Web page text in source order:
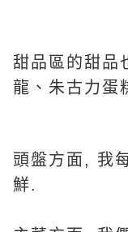
甜品區的甜品
龍、朱古力蛋
頭盤方面, 我
鮮.